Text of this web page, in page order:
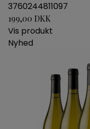
3760244811097
199,00 DKK
Vis produkt
Nyhed